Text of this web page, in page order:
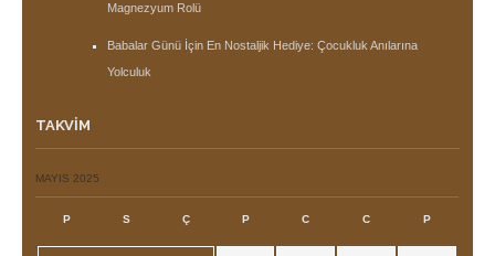
Magnezyum Rolü
Babalar Günü İçin En Nostaljik Hediye: Çocukluk Anılarına
Yolculuk
TAKVIM
MAYIS 2025
P S Ç P C C P